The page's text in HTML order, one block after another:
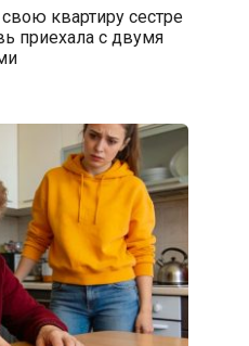
квартиру сестре
приехала с двумя